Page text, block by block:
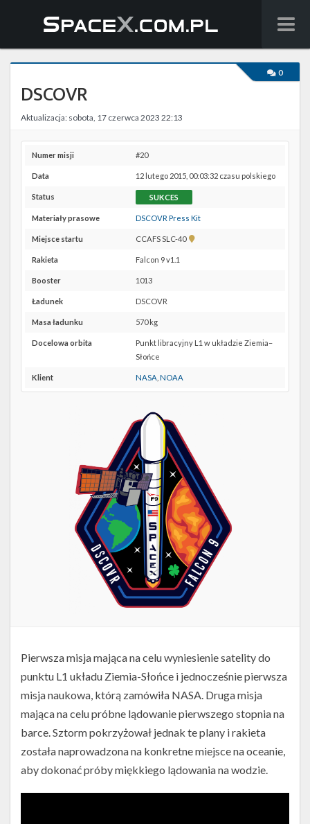
Wiadomości
Baza wiedzy
Starlink
Starship
Na żywo
Facebook
Kalendarze
0
DSCOVR
Aktualizacja: sobota, 17 czerwca 2023 22:13
Numer misji #20
Data 12 lutego 2015, 00:03:32 czasu polskiego
Status SUKCES
Materiały prasowe DSCOVR Press Kit
Miejsce startu CCAFS SLC-40
Pokaż
Rakieta Falcon 9 v1.1
Booster 1013
Ładunek DSCOVR
Masa ładunku 570 kg
Docelowa orbita
Punkt libracyjny L1 w układzie Ziemia–
Słońce
Klient NASA NOAA
Pierwsza misja mająca na celu wyniesienie satelity do
punktu L1 układu Ziemia-Słońce i jednocześnie pierwsza
misja naukowa, którą zamówiła NASA. Druga misja
mająca na celu próbne lądowanie pierwszego stopnia na
barce. Sztorm pokrzyżował jednak te plany i rakieta
została naprowadzona na konkretne miejsce na oceanie,
aby dokonać próby miękkiego lądowania na wodzie.